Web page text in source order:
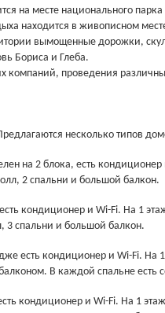
на месте национального
находится в живописном
вымощенные дорожки,
Бориса и Глеба.
компаний, проведения
несколько типов
на 2 блока, есть
2 спальни и большой балкон.
кондиционер и Wi-Fi. На 1
3 спальни и большой балкон.
есть кондиционер и Wi-Fi. На
В каждой спальне есть
кондиционер и Wi-Fi. На 1